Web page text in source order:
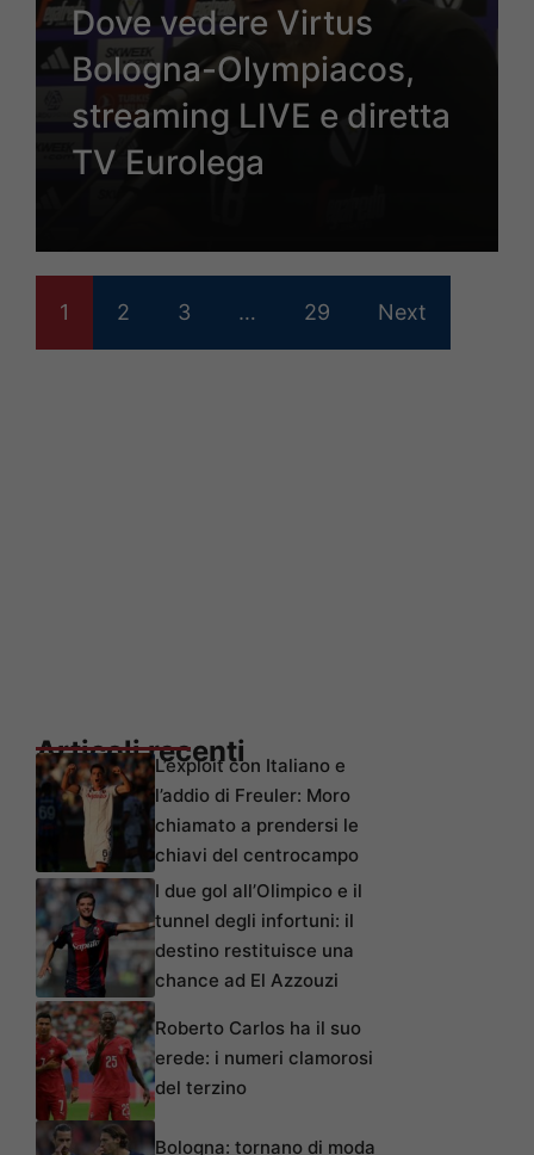
Dove vedere Virtus
Bologna-Olympiacos,
streaming LIVE e diretta
TV Eurolega
1 2 3 … 29 Next
Articoli recentiL’exploit con Italiano e
l’addio di Freuler: Moro
chiamato a prendersi le
chiavi del centrocampo
I due gol all’Olimpico e il
tunnel degli infortuni: il
destino restituisce una
chance ad El Azzouzi
Roberto Carlos ha il suo
erede: i numeri clamorosi
del terzino
Bologna: tornano di moda